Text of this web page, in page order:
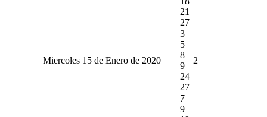
21
27
Miercoles 15 de Enero de 2020
3
5
8
9
24
27
2
7
9